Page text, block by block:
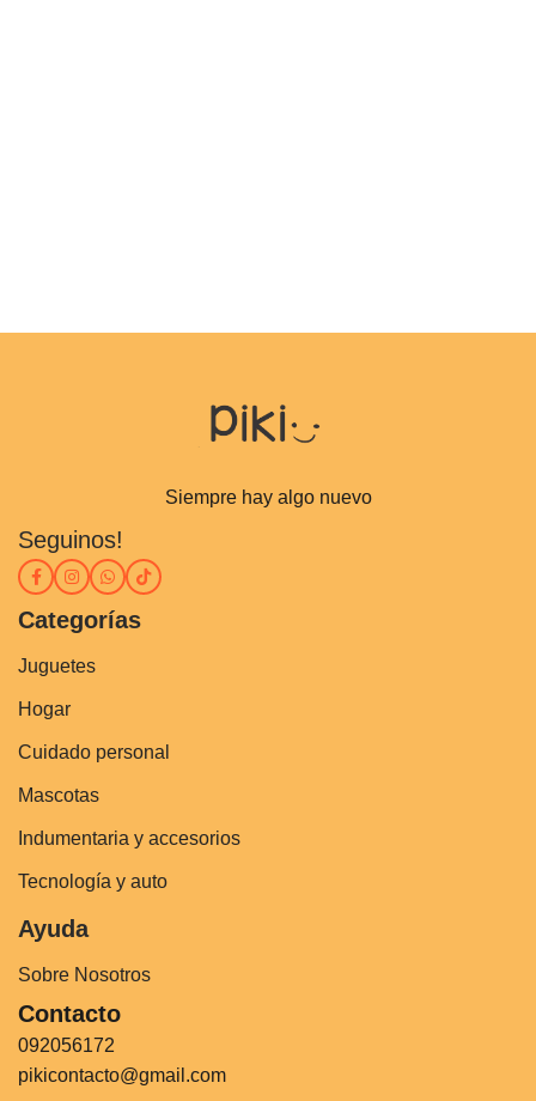
Siempre hay algo nuevo
Seguinos!
Categorías
Juguetes
Hogar
Cuidado personal
Mascotas
Indumentaria y accesorios
Tecnología y auto
Ayuda
Sobre Nosotros
Contacto
092056172
pikicontacto@gmail.com